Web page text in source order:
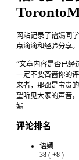
网站记录了语嫣同
点滴滴和经验分享。
“文章内容是否已经
一定不要吝啬你的
来者，那都是宝贵
望听见大家的声音
嫣
评论排名
语嫣
38 ( +8 )